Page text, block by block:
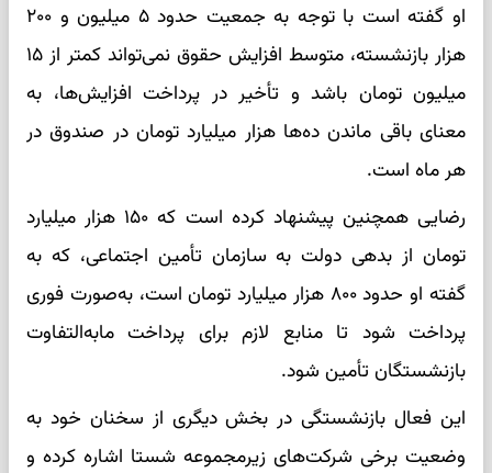
او گفته است با توجه به جمعیت حدود ۵ میلیون و ۲۰۰
هزار بازنشسته، متوسط افزایش حقوق نمی‌تواند کمتر از ۱۵
میلیون تومان باشد و تأخیر در پرداخت افزایش‌ها، به
معنای باقی ماندن ده‌ها هزار میلیارد تومان در صندوق در
هر ماه است.
رضایی همچنین پیشنهاد کرده است که ۱۵۰ هزار میلیارد
تومان از بدهی دولت به سازمان تأمین اجتماعی، که به
گفته او حدود ۸۰۰ هزار میلیارد تومان است، به‌صورت فوری
پرداخت شود تا منابع لازم برای پرداخت مابه‌التفاوت
بازنشستگان تأمین شود.
این فعال بازنشستگی در بخش دیگری از سخنان خود به
وضعیت برخی شرکت‌های زیرمجموعه شستا اشاره کرده و